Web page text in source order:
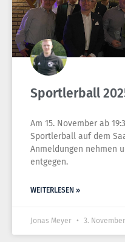
Sportlerball
Am 15. November ab
Sportlerball auf dem
Anmeldungen nehmen
entgegen.
WEITERLESEN »
Jonas Meyer 3.